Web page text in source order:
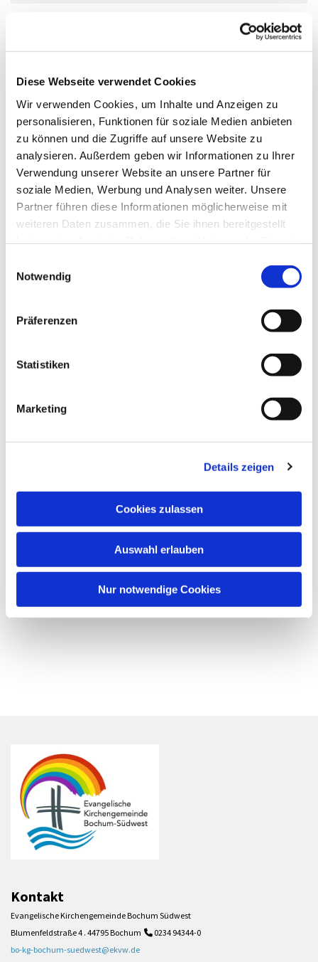
Diese Webseite verwendet Cookies
Wir verwenden Cookies, um Inhalte und Anzeigen zu
personalisieren, Funktionen für soziale Medien anbieten
zu können und die Zugriffe auf unsere Website zu
analysieren. Außerdem geben wir Informationen zu Ihrer
Verwendung unserer Website an unsere Partner für
soziale Medien, Werbung und Analysen weiter. Unsere
Partner führen diese Informationen möglicherweise mit
weiteren Daten zusammen, die Sie ihnen bereitgestellt
Notwendig
Präferenzen
Statistiken
Marketing
Details zeigen
Cookies zulassen
Auswahl erlauben
Nur notwendige Cookies
Dies könnte Sie auch interessieren
Kontakt
Evangelische Kirchengemeinde Bochum Südwest
Blumenfeldstraße 4 . 44795 Bochum  0234 94344-0
bo-kg-bochum-suedwest@ekvw.de